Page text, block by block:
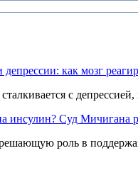
как мозг
с депрессией,
инсулин? Суд Мичигана
роль в